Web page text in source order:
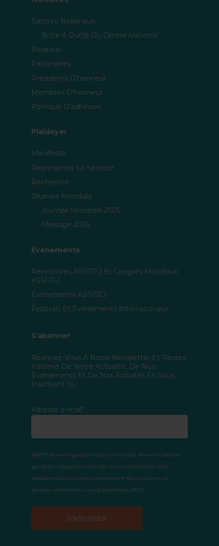
Centres Nationaux
Boîte À Outils Du Centre National
Réseaux
Partenaires
Présidents D'honneur
Membres D'honneur
Politique D'adhésion
Plaidoyer
Manifeste
Représenter Le Secteur
Recherche
Journée Mondiale
Journée Mondiale 2026
Message 2026
Événements
Rencontres ASSITEJ Et Congrès Mondiaux
ASSITEJ
Événements ASSITEJ
Festivals Et Événements Internationaux
S'abonner
Abonnez-Vous À Notre Newsletter Et Restez
Informé De Notre Actualité, De Nos
Événements Et De Nos Activités En Vous
Inscrivant Ici :
Adresse e-mail*
ASSITEJ est une organisation à but non lucratif. Nous n'utiliserons
pas vos données personnelles à des fins commerciales et ne les
partagerons pas sans votre consentement. Nous traiterons vos
données conformément aux dispositions du RGPD.